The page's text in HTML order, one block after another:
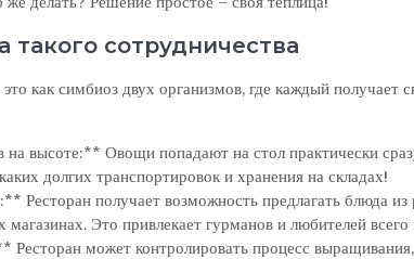
сотрудничества
как симбиоз двух организмов, где каждый
высоте:** Овощи попадают на стол практически
долгих транспортировок и хранения на складах!
Ресторан получает возможность предлагать блюда из
Это привлекает гурманов и любителей
Ресторан может контролировать процесс